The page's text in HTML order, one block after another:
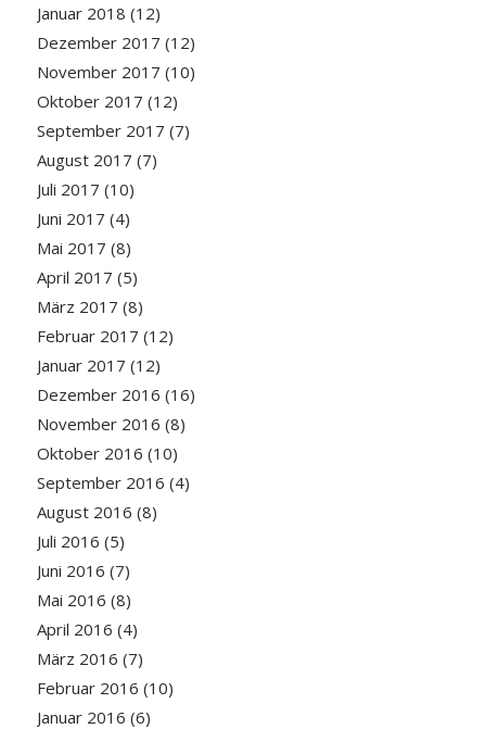
Januar 2018 (12)
Dezember 2017 (12)
November 2017 (10)
Oktober 2017 (12)
September 2017 (7)
August 2017 (7)
Juli 2017 (10)
Juni 2017 (4)
Mai 2017 (8)
April 2017 (5)
März 2017 (8)
Februar 2017 (12)
Januar 2017 (12)
Dezember 2016 (16)
November 2016 (8)
Oktober 2016 (10)
September 2016 (4)
August 2016 (8)
Juli 2016 (5)
Juni 2016 (7)
Mai 2016 (8)
April 2016 (4)
März 2016 (7)
Februar 2016 (10)
Januar 2016 (6)